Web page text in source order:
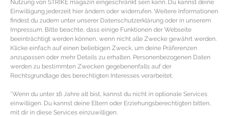
Nutzung von STRIKE magazin eingeschränkt sein kann. Du kannst deine
Einwilligung jederzeit hier ändern oder widerrufen. Weitere Informationen
findest du zudem unter unserer Datenschutzerklärung oder in unserem
Impressum. Bitte beachte, dass einige Funktionen der Webseite
beeinträchtigt werden können, wenn nicht alle Zwecke gewährt werden.
Klicke einfach auf einen beliebigen Zweck, um deine Präferenzen
anzupassen oder mehr Details zu erhalten. Personenbezogenen Daten
werden zu bestimmten Zwecken gegebenenfalls auf der
Rechtsgrundlage des berechtigten Interesses verarbeitet.
*Wenn du unter 16 Jahre alt bist, kannst du nicht in optionale Services
einwilligen. Du kannst deine Eltern oder Erziehungsberechtigten bitten,
mit dir in diese Services einzuwilligen.
(Wolle | 1.099 €).
Schwarze lederne Monkstraps von Brett & Sonsmit gepolsterter Decksohle,
silberfarbener Dornschließe und leicht abgerundeter Schuhspitze (Leder | 140
€).
Aktentasche von Bottega Veneta
Laptop Fach und Außentasche mit Reißverschluss (Leder | 1.900 €).